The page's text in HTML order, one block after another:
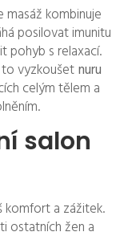
masáž kombinuje
posilovat imunitu
pohyb s relaxací.
vyzkoušetnuru
celým tělem a
salon
komfort a zážitek.
ostatních žen a